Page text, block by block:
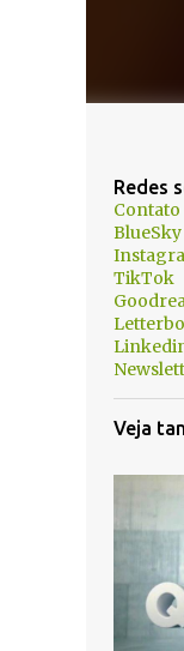
Redes
Contato
BlueSky
TikTok
Veja